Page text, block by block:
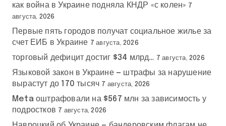
как война в Украине подняла КНДР «с колен» 7
августа, 2026
Первые пять городов получат социальное жилье за
счет ЕИБ в Украине 7 августа, 2026
торговый дефицит достиг $34 млрд… 7 августа, 2026
Языковой закон в Украине — штрафы за нарушение
вырастут до 170 тысяч 7 августа, 2026
Meta оштрафовали на $567 млн за зависимость у
подростков 7 августа, 2026